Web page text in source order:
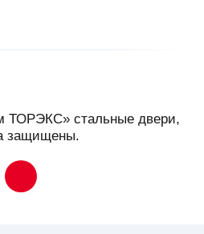
стальные двери,
защищены.